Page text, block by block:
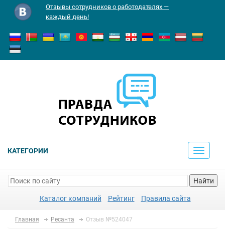
Отзывы сотрудников о работодателях —
каждый день!
КАТЕГОРИИ
Toggle
Найти
Каталог компаний Рейтинг Правила сайта
Главная Ресанта Отзыв №524047